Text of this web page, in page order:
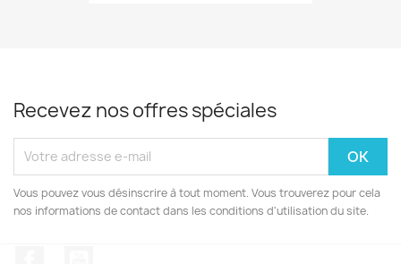
Recevez nos offres spéciales
Vous pouvez vous désinscrire à tout moment. Vous trouverez pour cela
nos informations de contact dans les conditions d'utilisation du site.